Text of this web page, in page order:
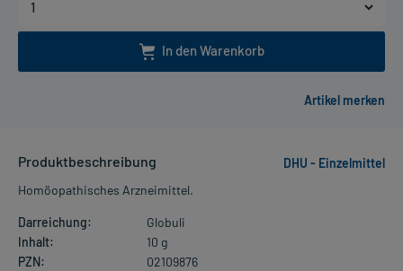
In den Warenkorb
Produktbeschreibung
DHU - Einzelmittel
Homöopathisches Arzneimittel.
Darreichung:
Globuli
Inhalt:
10 g
PZN:
02109876